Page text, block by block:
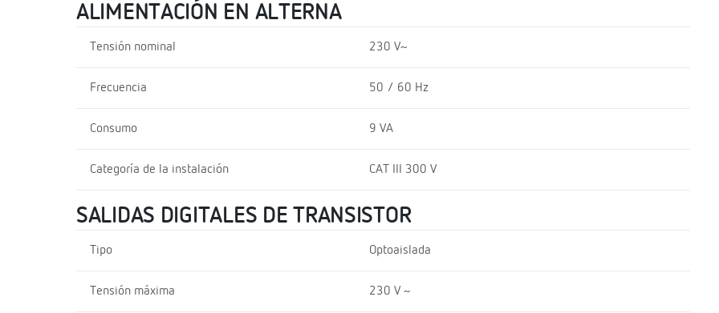
ALIMENTACIÓN EN ALTERNA
Tensión nominal 230 V~
Frecuencia 50 / 60 Hz
Consumo 9 VA
Categoría de la instalación CAT III 300 V
SALIDAS DIGITALES DE TRANSISTOR
Tipo Optoaislada
Tensión máxima 230 V ~